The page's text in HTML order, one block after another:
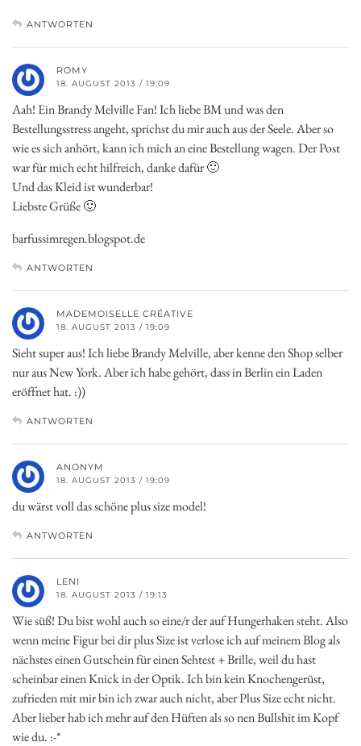
ANTWORTEN
ROMY
18. AUGUST 2013 / 19:09
Aah! Ein Brandy Melville Fan! Ich liebe BM und was den
Bestellungsstress angeht, sprichst du mir auch aus der Seele. Aber so
wie es sich anhört, kann ich mich an eine Bestellung wagen. Der Post
war für mich echt hilfreich, danke dafür 🙂
Und das Kleid ist wunderbar!
Liebste Grüße 🙂
barfussimregen.blogspot.de
ANTWORTEN
MADEMOISELLE CRÉATIVE
18. AUGUST 2013 / 19:09
Sieht super aus! Ich liebe Brandy Melville, aber kenne den Shop selber
nur aus New York. Aber ich habe gehört, dass in Berlin ein Laden
eröffnet hat. :))
ANTWORTEN
ANONYM
18. AUGUST 2013 / 19:09
du wärst voll das schöne plus size model!
ANTWORTEN
LENI
18. AUGUST 2013 / 19:13
Wie süß! Du bist wohl auch so eine/r der auf Hungerhaken steht. Also
wenn meine Figur bei dir plus Size ist verlose ich auf meinem Blog als
nächstes einen Gutschein für einen Sehtest + Brille, weil du hast
scheinbar einen Knick in der Optik. Ich bin kein Knochengerüst,
zufrieden mit mir bin ich zwar auch nicht, aber Plus Size echt nicht.
Aber lieber hab ich mehr auf den Hüften als so nen Bullshit im Kopf
wie du. :-*